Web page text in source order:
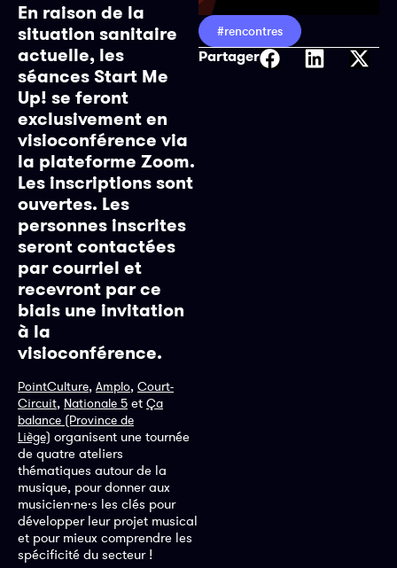
En raison de la
situation sanitaire
actuelle, les
séances Start Me
Up! se feront
exclusivement en
visioconférence via
la plateforme Zoom.
Les inscriptions sont
ouvertes. Les
personnes inscrites
seront contactées
par courriel et
recevront par ce
biais une invitation
à la
visioconférence.
PointCulture, Amplo, Court-
Circuit, Nationale 5 et Ça
balance (Province de
Liège) organisent une tournée
de quatre ateliers
thématiques autour de la
musique, pour donner aux
musicien·ne·s les clés pour
développer leur projet musical
et pour mieux comprendre les
spécificité du secteur !
#rencontres
Partager